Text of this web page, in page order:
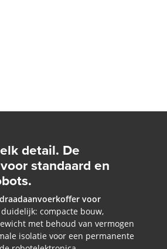
detail. De
standaard en
draadaanvoerkoffer voor
compacte bouw,
met behoud van vermogen
isolatie voor een permanente